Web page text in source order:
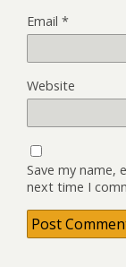
Email *
Website
Save my name,
next time I